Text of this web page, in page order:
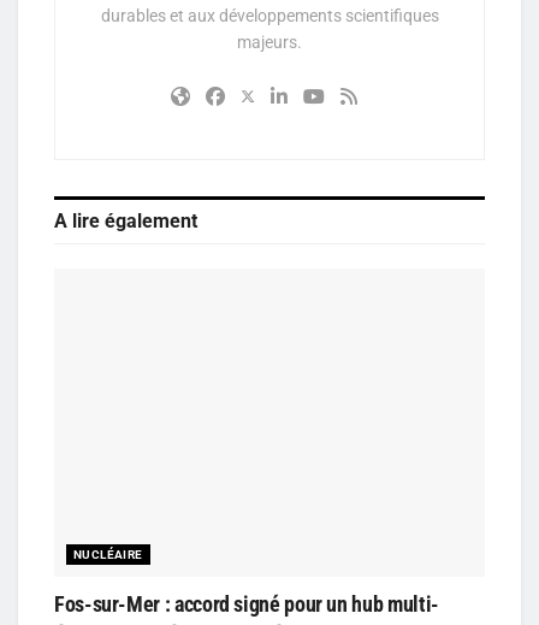
durables et aux développements scientifiques
majeurs.
A lire également
NUCLÉAIRE
Fos-sur-Mer : accord signé pour un hub multi-